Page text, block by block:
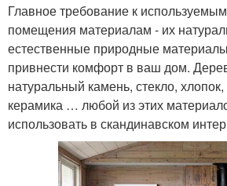
Главное требование к
помещения материалам - их
естественные природные
привнести комфорт в ваш дом.
натуральный камень, стекло,
керамика … любой из этих
использовать в скандинавском